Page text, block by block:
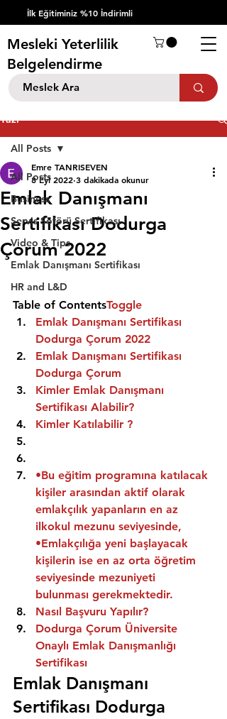
İlk Eğitiminiz %10 İndirimli
Mesleki Yeterlilik
Belgelendirme
Yazı
All Posts
Business
Servis Şöförü Sertifikası
Video & Tips
Emlak Danışmanı Sertifikası
HR and L&D
All Posts
Emlak Danışmanı
Sertifikası Dodurga
Çorum 2022
Emre TANRISEVEN
8 Eyl 2022 3 dakikada okunur
Table of ContentsToggle
Emlak Danışmanı Sertifikası
Dodurga Çorum 2022
Emlak Danışmanı Sertifikası
Dodurga Çorum
Kimler Emlak Danışmanı
Sertifikası Alabilir?
Kimler Katılabilir ?
•Bu eğitim programına katılacak
kişiler arasından aktif olarak
emlakçılık yapanların en az
ilkokul mezunu seviyesinde,
•Emlakçılığa yeni başlayacak
kişilerin ise en az orta öğretim
seviyesinde mezuniyeti
bulunması gerekmektedir.
Nasıl Başvuru Yapılır?
Dodurga Çorum Üniversite
Onaylı Emlak Danışmanlığı
Sertifikası
Emlak Danışmanı
Sertifikası Dodurga